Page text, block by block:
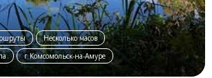
Несколько часов
г Комсомольск-на-Амуре